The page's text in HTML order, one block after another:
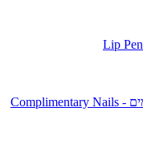
- מוצרי ציפורניים משלימים - Complimentary Nails